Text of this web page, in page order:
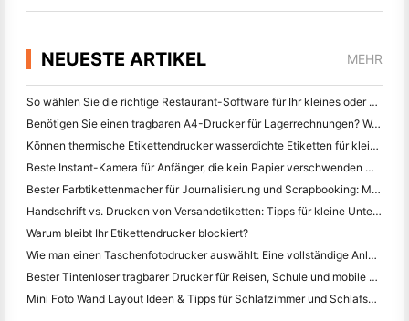
NEUESTE ARTIKEL MEHR
So wählen Sie die richtige Restaurant-Software für Ihr kleines oder mittleres Restaurant
Benötigen Sie einen tragbaren A4-Drucker für Lagerrechnungen? Was eigentlich funktioniert
Können thermische Etikettendrucker wasserdichte Etiketten für kleine Unternehmen herstellen?
Beste Instant-Kamera für Anfänger, die kein Papier verschwenden wollen
Bester Farbtikettenmacher für Journalisierung und Scrapbooking: Mehr Farbe auf jeder Seite hinzufügen
Handschrift vs. Drucken von Versandetiketten: Tipps für kleine Unternehmen im Jahr 2026
Warum bleibt Ihr Etikettendrucker blockiert?
Wie man einen Taschenfotodrucker auswählt: Eine vollständige Anleitung für Journalisten, Reisende und iPhone-Benutzer
Bester Tintenloser tragbarer Drucker für Reisen, Schule und mobile Arbeit: Hanin MT620 Pro Review
Mini Foto Wand Layout Ideen & Tipps für Schlafzimmer und Schlafsaal Dekoration